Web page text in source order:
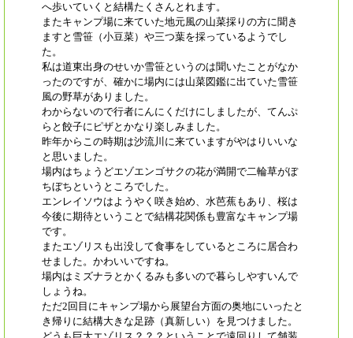
へ歩いていくと結構たくさんとれます。
またキャンプ場に来ていた地元風の山菜採りの方に聞き
ますと雪笹（小豆菜）や三つ葉を採っているようでし
た。
私は道東出身のせいか雪笹というのは聞いたことがなか
ったのですが、確かに場内には山菜図鑑に出ていた雪笹
風の野草がありました。
わからないので行者にんにくだけにしましたが、てんぷ
らと餃子にピザとかなり楽しみました。
昨年からこの時期は沙流川に来ていますがやはりいいな
と思いました。
場内はちょうどエゾエンゴサクの花が満開で二輪草がぼ
ちぼちというところでした。
エンレイソウはようやく咲き始め、水芭蕉もあり、桜は
今後に期待ということで結構花関係も豊富なキャンプ場
です。
またエゾリスも出没して食事をしているところに居合わ
せました。かわいいですね。
場内はミズナラとかくるみも多いので暮らしやすいんで
しょうね。
ただ2回目にキャンプ場から展望台方面の奥地にいったと
き帰りに結構大きな足跡（真新しい）を見つけました。